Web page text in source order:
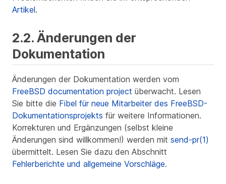
Artikel.
2.2. Änderungen der
Dokumentation
Änderungen der Dokumentation werden vom
FreeBSD documentation project überwacht. Lesen
Sie bitte die Fibel für neue Mitarbeiter des FreeBSD-
Dokumentationsprojekts für weitere Informationen.
Korrekturen und Ergänzungen (selbst kleine
Änderungen sind willkommen!) werden mit send-pr(1)
übermittelt. Lesen Sie dazu den Abschnitt
Fehlerberichte und allgemeine Vorschläge.